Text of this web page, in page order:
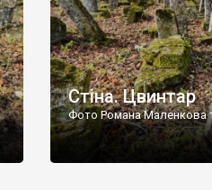
Стіна. Цвинтар
Фото Романа Маленкова